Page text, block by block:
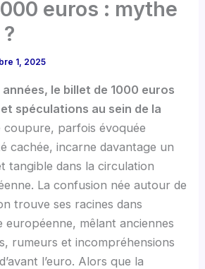
euros : mythe
1, 2025
le billet de 1000 euros
spéculations au sein de la
coupure, parfois évoquée
cachée, incarne davantage un
tangible dans la circulation
La confusion née autour de
trouve ses racines dans
européenne, mêlant anciennes
rumeurs et incompréhensions
l’euro. Alors que la